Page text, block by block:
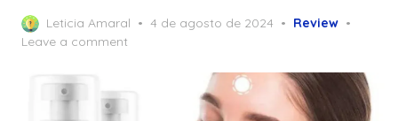
Leticia Amaral
Posted
4 de agosto de 2024
Review
Leave a comment